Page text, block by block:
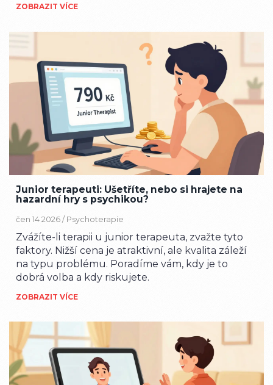
ZOBRAZIT VÍCE
Junior terapeuti: Ušetříte, nebo si hrajete na
hazardní hry s psychikou?
čen 14 2026 / Psychoterapie
Zvážíte-li terapii u junior terapeuta, zvažte tyto
faktory. Nižší cena je atraktivní, ale kvalita záleží
na typu problému. Poradíme vám, kdy je to
dobrá volba a kdy riskujete.
ZOBRAZIT VÍCE